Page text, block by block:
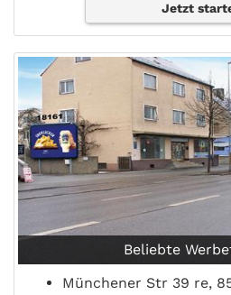
Jetzt
Beliebte
Münchener Str 39 re,